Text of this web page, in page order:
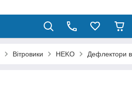
Вітровики HEKO Дефлектори